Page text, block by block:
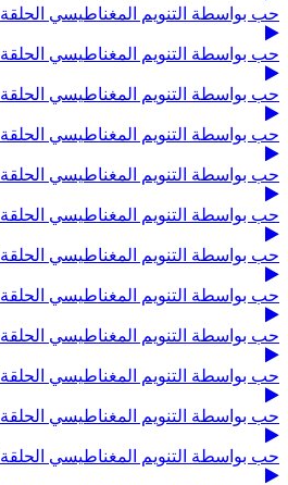
حب بواسطة التنويم المغناطيسي الحلقة 08
حب بواسطة التنويم المغناطيسي الحلقة 09
حب بواسطة التنويم المغناطيسي الحلقة 10
حب بواسطة التنويم المغناطيسي الحلقة 11
حب بواسطة التنويم المغناطيسي الحلقة 12
حب بواسطة التنويم المغناطيسي الحلقة 13
حب بواسطة التنويم المغناطيسي الحلقة 14
حب بواسطة التنويم المغناطيسي الحلقة 15
حب بواسطة التنويم المغناطيسي الحلقة 16
حب بواسطة التنويم المغناطيسي الحلقة 17
حب بواسطة التنويم المغناطيسي الحلقة 18
حب بواسطة التنويم المغناطيسي الحلقة 19